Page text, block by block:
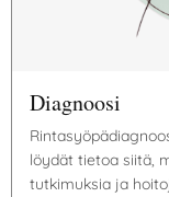
Diagnoosi
löydät tietoa siitä,
tutkimuksia ja